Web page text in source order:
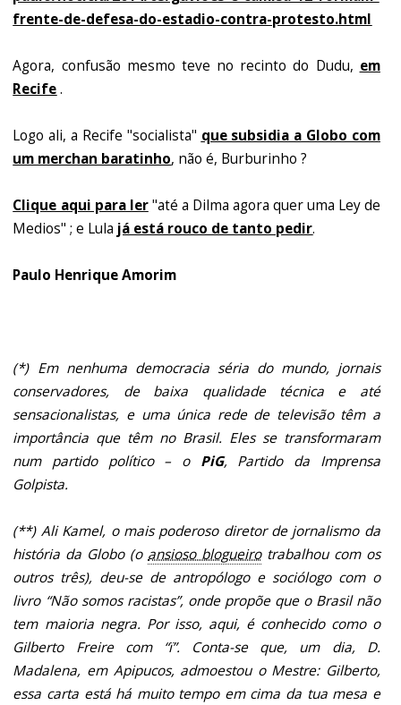
frente-de-defesa-do-estadio-contra-protesto.html
Agora, confusão mesmo teve no recinto do Dudu, em
Recife.
Logo ali, a Recife "socialista" que subsidia a Globo com
um merchan baratinho, não é, Burburinho ?
Clique aqui para ler"até a Dilma agora quer uma Ley de
Medios" ; e Lula já está rouco de tanto pedir.
Paulo Henrique Amorim
(*) Em nenhuma democracia séria do mundo, jornais
conservadores, de baixa qualidade técnica e até
sensacionalistas, e uma única rede de televisão têm a
importância que têm no Brasil. Eles se transformaram
num partido político – o PiG, Partido da Imprensa
Golpista.
(**) Ali Kamel, o mais poderoso diretor de jornalismo da
história da Globo (o ansioso blogueirotrabalhou com os
outros três), deu-se de antropólogo e sociólogo com o
livro “Não somos racistas”, onde propõe que o Brasil não
tem maioria negra. Por isso, aqui, é conhecido como o
Gilberto Freire com “ï”. Conta-se que, um dia, D.
Madalena, em Apipucos, admoestou o Mestre: Gilberto,
essa carta está há muito tempo em cima da tua mesa e